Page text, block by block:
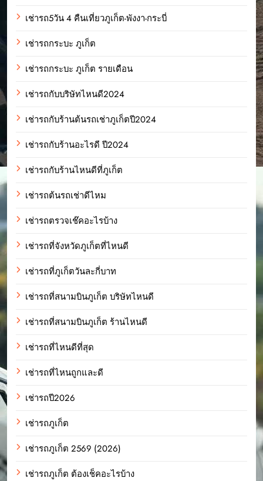
เช่ารถ5วัน 4 คืนเที่ยวภูเก็ต-พังงา-กระบี่
เช่ารถกระบะ ภูเก็ต
เช่ารถกระบะ ภูเก็ต รายเดือน
เช่ารถกับบริษัทไหนดี2024
เช่ารถกับร้านต้นรถเช่าภูเก็ตปี2024
เช่ารถกับร้านอะไรดี ปี2024
เช่ารถกับร้านไหนดีที่ภูเก็ต
เช่ารถต้นรถเช่าดีไหม
เช่ารถตรวจเช๊คอะไรบ้าง
เช่ารถที่จังหวัดภูเก็ตที่ไหนดี
เช่ารถที่ภูเก็ตวันละกี่บาท
เช่ารถที่สนามบินภูเก็ต บริษัทไหนดี
เช่ารถที่สนามบินภูเก็ต ร้านไหนดี
เช่ารถที่ไหนดีที่สุด
เช่ารถที่ไหนถูกและดี
เช่ารถปี2026
เช่ารถภูเก็ต
เช่ารถภูเก็ต 2569 (2026)
เช่ารถภูเก็ต ต้องเช็คอะไรบ้าง